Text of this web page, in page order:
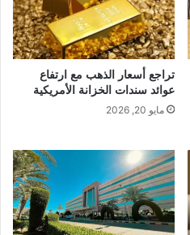
تراجع أسعار الذهب مع ارتفاع
عوائد سندات الخزانة الأمريكية
مايو 20, 2026